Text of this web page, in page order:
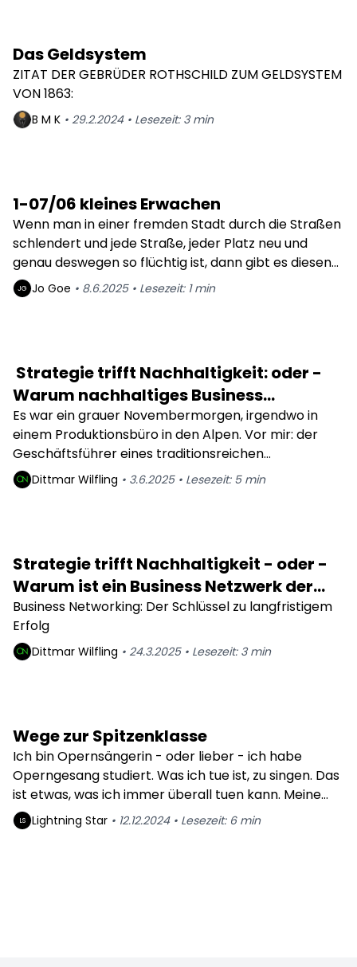
Ausflug kürzer als geplant - 2 Babies in
Tragen und ein Kleinkind bei 30 Grad macht
uns dann doch etwas zu schaffen. Im
sauberen, klimatisierten Zug fahren wir
Das Geldsystem
ZITAT DER GEBRÜDER ROTHSCHILD ZUM GELDSYSTEM
VON 1863:
B M K • 29.2.2024• Lesezeit: 3min
1-07/06 kleines Erwachen
Wenn man in einer fremden Stadt durch die Straßen
schlendert und jede Straße, jeder Platz neu und
genau deswegen so flüchtig ist, dann gibt es diesen
Moment in dem man aus einer neuen Richtung
wieder auf einen altbekannten Weg zurückfindet -
JG Jo Goe • 8.6.2025• Lesezeit: 1min
Strategie trifft Nachhaltigkeit: oder -
Warum nachhaltiges Business
Development für KMUs zur
Überlebensstrategie wird
Es war ein grauer Novembermorgen, irgendwo in
einem Produktionsbüro in den Alpen. Vor mir: der
Geschäftsführer eines traditionsreichen
Sportartikelunternehmens, seit Generationen
familiengeführt. Wir sprachen über kreislauffähige
nicht wegen Moral.“
Dittmar Wilfling • 3.6.2025• Lesezeit: 5min
Strategie trifft Nachhaltigkeit - oder -
Warum ist ein Business Netzwerk der
schlüssel zum Nachhaltigen Erfolg
Business Networking: Der Schlüssel zu langfristigem
Erfolg
Dittmar Wilfling • 24.3.2025• Lesezeit: 3min
Wege zur Spitzenklasse
Ich bin Opernsängerin - oder lieber - ich habe
Operngesang studiert. Was ich tue ist, zu singen. Das
ist etwas, was ich immer überall tuen kann. Meine
Stimme - mich, meinen Körper - habe ich immer
dabei. Mein Körper ist mein Schneckenhaus, welchen
LS Lightning Star • 12.12.2024• Lesezeit: 6min